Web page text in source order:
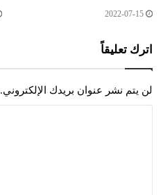
2022-07-15
اترك تعليقاً
لن يتم نشر عنوان بريدك الإلكتروني.